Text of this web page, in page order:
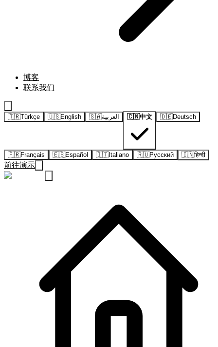
博客
联系我们
🇹🇷Türkçe 🇺🇸English 🇸🇦العربية 🇨🇳中文 🇩🇪Deutsch
🇫🇷Français 🇪🇸Español 🇮🇹Italiano 🇷🇺Русский 🇮🇳हिन्दी
前往演示